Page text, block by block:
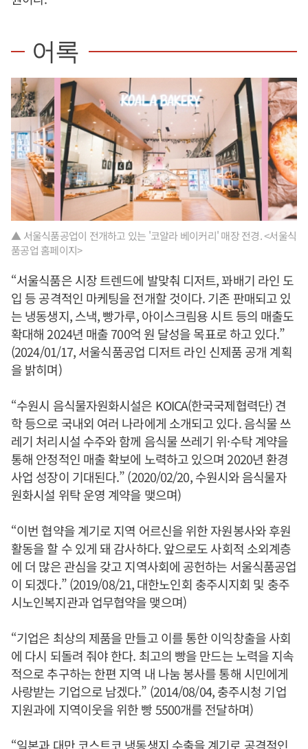
어록
▲ 서울식품공업이 전개하고 있는 '코알라 베이커리' 매장 전경. <서울식
품공업 홈페이지>
“서울식품은 시장 트렌드에 발맞춰 디저트, 꽈배기 라인 도
입 등 공격적인 마케팅을 전개할 것이다. 기존 판매되고 있
는 냉동생지, 스낵, 빵가루, 아이스크림용 시트 등의 매출도
확대해 2024년 매출 700억 원 달성을 목표로 하고 있다.”
(2024/01/17, 서울식품공업 디저트 라인 신제품 공개 계획
을 밝히며)
“수원시 음식물자원화시설은 KOICA(한국국제협력단) 견
학 등으로 국내외 여러 나라에게 소개되고 있다. 음식물 쓰
레기 처리시설 수주와 함께 음식물 쓰레기 위·수탁 계약을
통해 안정적인 매출 확보에 노력하고 있으며 2020년 환경
사업 성장이 기대된다.” (2020/02/20, 수원시와 음식물자
원화시설 위탁 운영 계약을 맺으며)
“이번 협약을 계기로 지역 어르신을 위한 자원봉사와 후원
활동을 할 수 있게 돼 감사하다. 앞으로도 사회적 소외계층
에 더 많은 관심을 갖고 지역사회에 공헌하는 서울식품공업
이 되겠다.” (2019/08/21, 대한노인회 충주시지회 및 충주
시노인복지관과 업무협약을 맺으며)
“기업은 최상의 제품을 만들고 이를 통한 이익창출을 사회
에 다시 되돌려 줘야 한다. 최고의 빵을 만드는 노력을 지속
적으로 추구하는 한편 지역 내 나눔 봉사를 통해 시민에게
사랑받는 기업으로 남겠다.” (2014/08/04, 충주시청 기업
지원과에 지역이웃을 위한 빵 5500개를 전달하며)
“일본과 대만 코스트코 냉동생지 수출을 계기로 공격적인